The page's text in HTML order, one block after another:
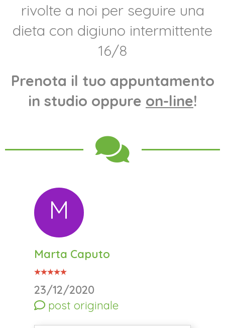
rivolte a noi per seguire una
dieta con digiuno intermittente
16/8
Prenota il tuo appuntamento
in studio oppure on-line!
M
Marta Caputo
23/12/2020
post originale